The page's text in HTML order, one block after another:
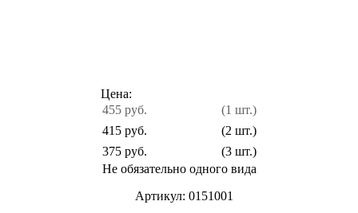
Цена:
455 руб.
(1 шт.)
415 руб.
(2 шт.)
375 руб.
(3 шт.)
Не обязательно одного вида
Артикул: 0151001